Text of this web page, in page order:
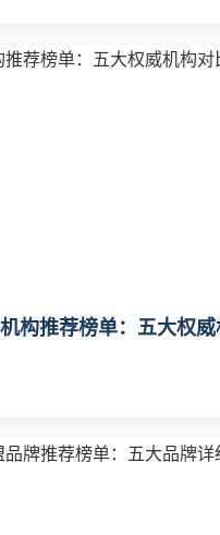
构推荐榜单：五大权